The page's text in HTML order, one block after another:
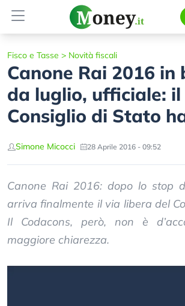
Fisco e Tasse > Novità fiscali
Canone Rai 2016 in
da luglio, ufficiale: il
Consiglio di Stato
Simone Micocci 28 Aprile 2016 - 09:52
Canone Rai 2016: dopo lo stop
arriva finalmente il via libera del
Il Codacons, però, non è
maggiore chiarezza.